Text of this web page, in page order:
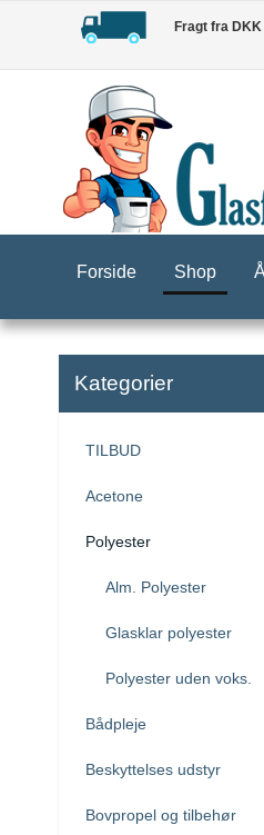
Fragt fra DKK
Forside Shop
Kategorier
TILBUD
Acetone
Polyester
Alm. Polyester
Glasklar polyester
Polyester uden voks.
Bådpleje
Beskyttelses udstyr
Bovpropel og tilbehør